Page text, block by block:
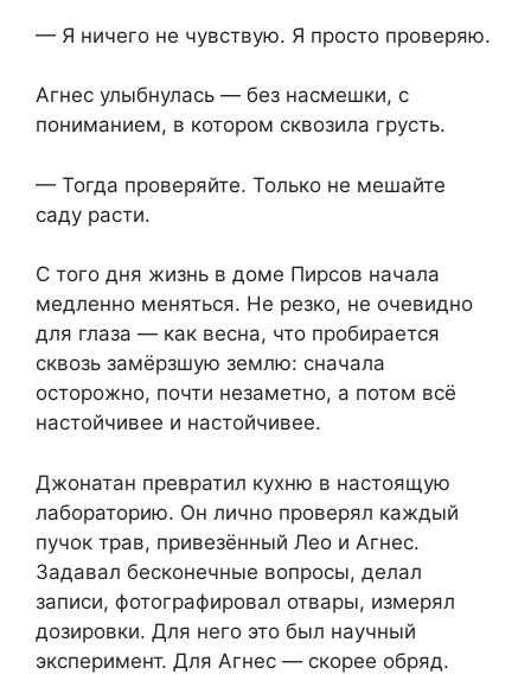
— Я ничего не чувствую. Я просто проверяю.
Агнес улыбнулась — без насмешки, с
пониманием, в котором сквозила грусть.
— Тогда проверяйте. Только не мешайте
саду расти.
С того дня жизнь в доме Пирсов начала
медленно меняться. Не резко, не очевидно
для глаза — как весна, что пробирается
сквозь замёрзшую землю: сначала
осторожно, почти незаметно, а потом всё
настойчивее и настойчивее.
Джонатан превратил кухню в настоящую
лабораторию. Он лично проверял каждый
пучок трав, привезённый Лео и Агнес.
Задавал бесконечные вопросы, делал
записи, фотографировал отвары, измерял
дозировки. Для него это был научный
эксперимент. Для Агнес — скорее обряд.